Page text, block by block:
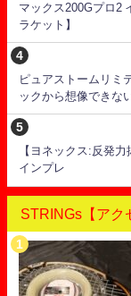
マックス200Gプロ2
ラケット】
ピュアストームリミ
ックから想像できな
【ヨネックス:反発
インプレ
STRINGs【アク